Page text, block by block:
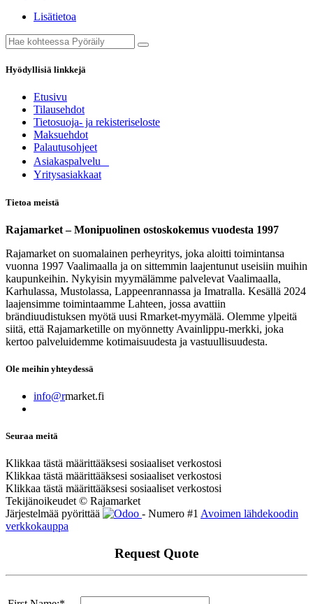
Lisätietoa
Hyödyllisiä linkkejä
Etusivu
Tilausehdot
Tietosuoja- ja rekisteriseloste
Maksuehdot
Palautusohjeet
Asia​k​aspalvelu
​Yritysasiakkaat
Tietoa meistä
Rajamarket – Monipuolinen ostoskokemus vuodesta 1997
Rajamarket on suomalainen perheyritys, joka aloitti toimintansa
vuonna 1997 Vaalimaalla ja on sittemmin laajentunut useisiin muihin
kaupunkeihin. Nykyisin myymälämme palvelevat Vaalimaalla,
Karhulassa, Mustolassa, Lappeenrannassa ja Imatralla. Kesällä 2024
laajensimme toimintaamme Lahteen, jossa avattiin
brändiuudistuksen myötä uusi Rmarket-myymälä. Olemme ylpeitä
siitä, että Rajamarketille on myönnetty Avainlippu-merkki, joka
kertoo palveluidemme kotimaisuudesta ja vastuullisuudesta.
Ole meihin yhteydessä
info@rmarket.fi
Seuraa meitä
Klikkaa tästä määrittääksesi sosiaaliset verkostosi
Klikkaa tästä määrittääksesi sosiaaliset verkostosi
Klikkaa tästä määrittääksesi sosiaaliset verkostosi
Tekijänoikeudet © Rajamarket
Järjestelmää pyörittää
- Numero #1 Avoimen lähdekoodin
verkkokauppa
Request Quote